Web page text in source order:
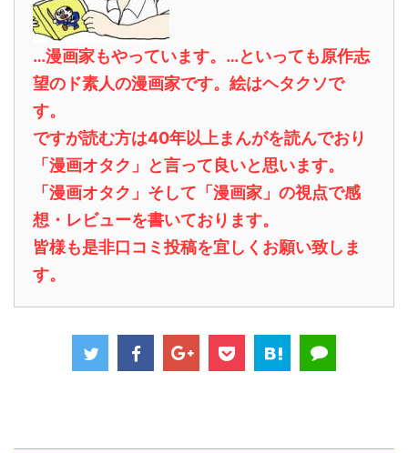
…漫画家もやっています。…といっても原作志
望のド素人の漫画家です。絵はヘタクソで
す。
ですが読む方は40年以上まんがを読んでおり
「漫画オタク」と言って良いと思います。
「漫画オタク」そして「漫画家」の視点で感
想・レビューを書いております。
皆様も是非口コミ投稿を宜しくお願い致しま
す。